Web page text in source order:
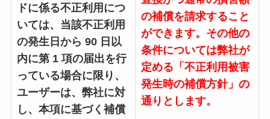
ドに係る不正利用につ
いては、当該不正利用
の発生日から 90 日以
内に第 1 項の届出を行
っている場合に限り、
ユーザーは、弊社に対
し、本項に基づく補償
の補償を請求すること
ができます。その他の
条件については弊社が
定める「不正利用被害
発生時の補償方針」の
通りとします。